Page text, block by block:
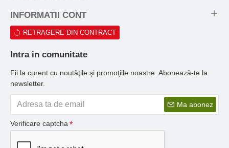
INFORMATII CONT
RETRAGERE DIN CONTRACT
Intra in comunitate
Fii la curent cu noutăţile şi promoţiile noastre. Abonează-te la
newsletter.
Ma abonez
Verificare captcha